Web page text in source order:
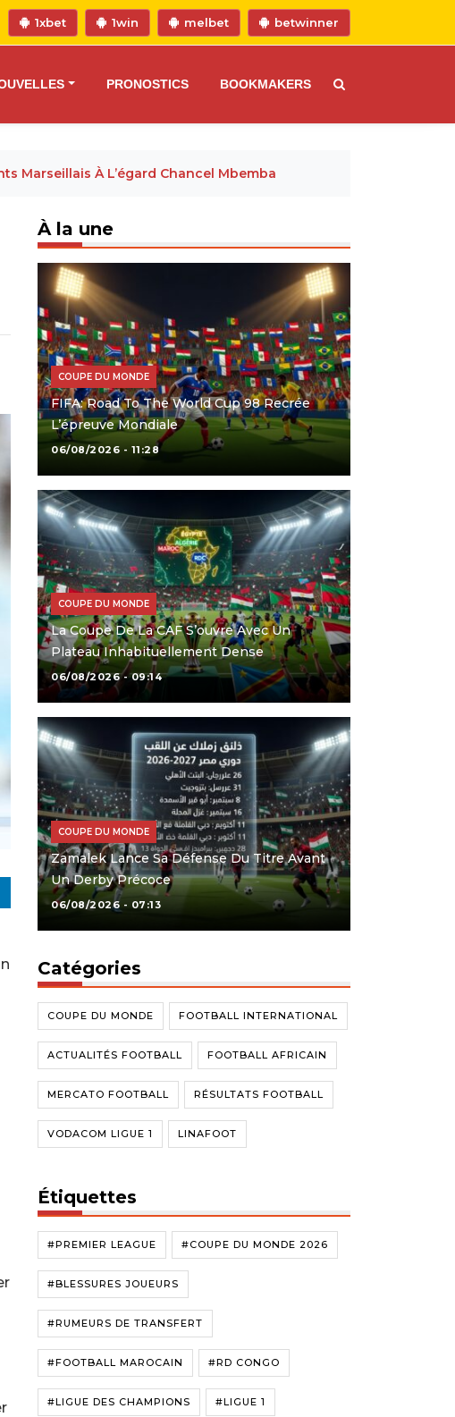
1xbet 1win melbet betwinner
PRONOSTICS BOOKMAKERS
Marseillais À L’égard Chancel Mbemba
À la une
COUPE DU MONDE
FIFA: Road To The World Cup 98 Recrée
L’épreuve Mondiale
06/08/2026 - 11:28
COUPE DU MONDE
La Coupe De La CAF S’ouvre Avec Un
Plateau Inhabituellement Dense
06/08/2026 - 09:14
COUPE DU MONDE
Zamalek Lance Sa Défense Du Titre Avant
Un Derby Précoce
06/08/2026 - 07:13
Catégories
COUPE DU MONDE FOOTBALL INTERNATIONAL
ACTUALITÉS FOOTBALL FOOTBALL AFRICAIN
MERCATO FOOTBALL RÉSULTATS FOOTBALL
VODACOM LIGUE 1 LINAFOOT
Étiquettes
#PREMIER LEAGUE #COUPE DU MONDE 2026
#BLESSURES JOUEURS
#RUMEURS DE TRANSFERT
#FOOTBALL MAROCAIN #RD CONGO
#LIGUE DES CHAMPIONS #LIGUE 1